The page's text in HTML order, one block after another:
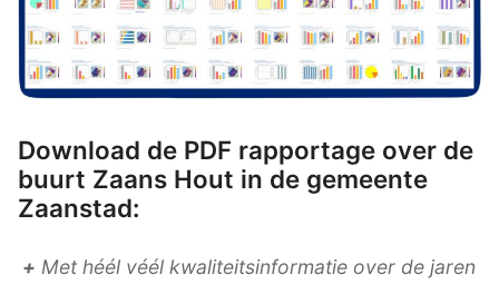
Download de PDF rapportage over de
buurt Zaans Hout in de gemeente
Zaanstad:
+ Met héél véél kwaliteitsinformatie over de jaren